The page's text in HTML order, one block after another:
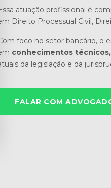
atuação profissional é
Direito Processual Civil,
foco no setor bancário, o
conhecimentos
da legislação e da
FALAR COM